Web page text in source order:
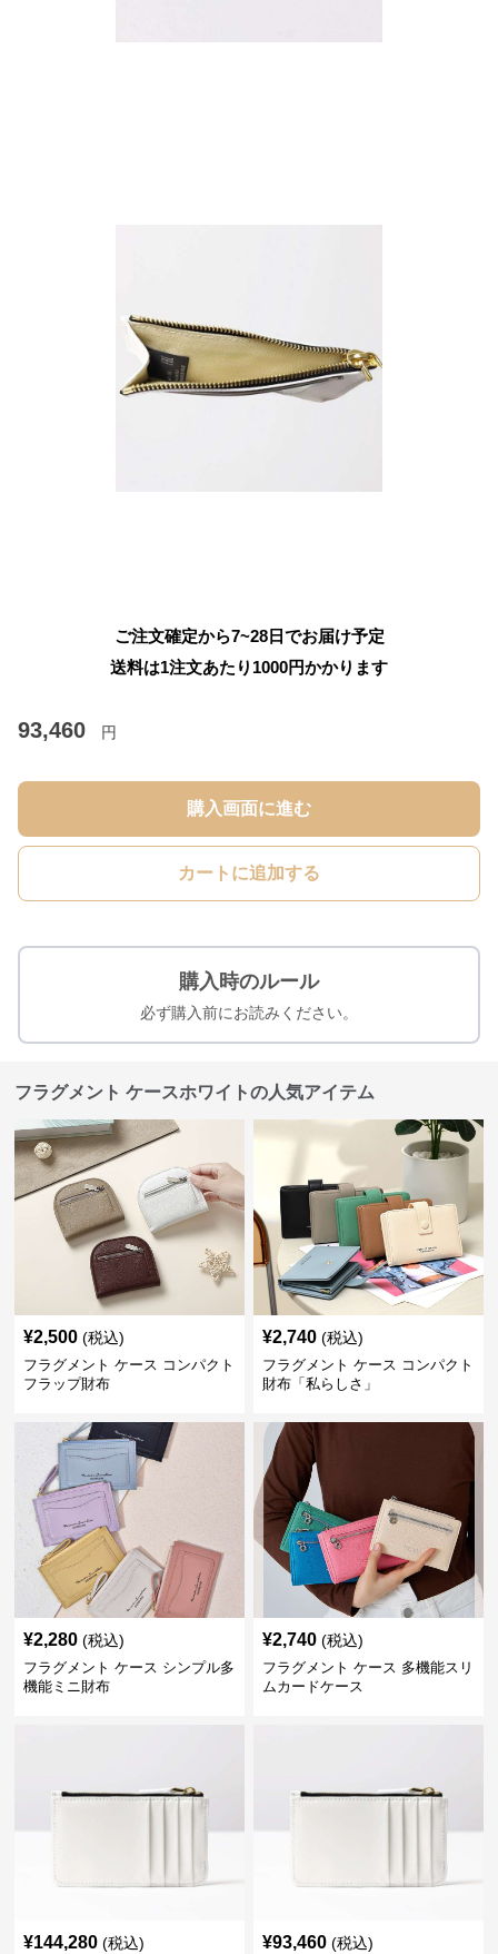
ご注文確定から7~28日でお届け予定
送料は1注文あたり 1000円かかります
93,460 円
購入画面に進む
カートに追加する
購入時のルール
必ず購入前にお読みください。
フラグメント ケースホワイトの人気アイテム
¥2,500 (税込)
フラグメント ケース コンパクト
フラップ財布
¥2,740 (税込)
フラグメント ケース コンパクト
財布「私らしさ」
¥2,280 (税込)
フラグメント ケース シンプル多
機能ミニ財布
¥2,740 (税込)
フラグメント ケース 多機能スリ
ムカードケース
¥144,280 (税込) ¥93,460 (税込)